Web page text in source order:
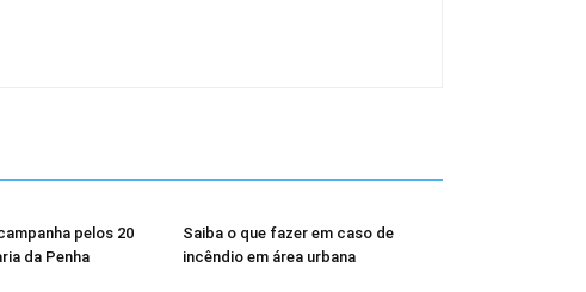
pelos 20
da Penha
Saiba o que fazer em caso de
incêndio em área urbana